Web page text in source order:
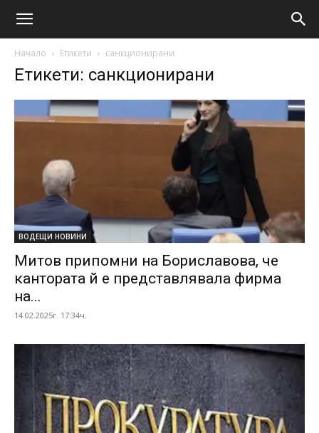
Начало Етикети санкционирани
Етикети: санкционирани
ВОДЕЩИ НОВИНИ
Митов припомни на Бориславова, че
кантората й е представлявала фирма
на...
14.02.2025г. 17:34ч.